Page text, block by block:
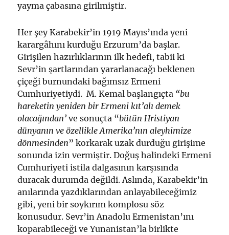
yayma çabasına girilmiştir.
Her şey Karabekir’in 1919 Mayıs’ında yeni
karargâhını kurduğu Erzurum’da başlar.
Girişilen hazırlıklarının ilk hedefi, tabii ki
Sevr’in şartlarından yararlanacağı beklenen
çiçeği burnundaki bağımsız Ermeni
Cumhuriyetiydi. M. Kemal başlangıçta “bu
hareketin yeniden birErmeni kıt’alı demek
olacağından’ve sonuçta “bütün Hristiyan
dünyanın veözellikle Amerika’nın aleyhimize
dönmesinden” korkarak uzak durduğu girişime
sonunda izin vermiştir. Doğuş halindeki Ermeni
Cumhuriyeti istila dalgasının karşısında
duracak durumda değildi. Aslında, Karabekir’in
anılarında yazdıklarından anlayabileceğimiz
gibi, yeni bir soykırım komplosu söz
konusudur. Sevr’in Anadolu Ermenistan’ını
koparabileceği ve Yunanistan’la birlikte